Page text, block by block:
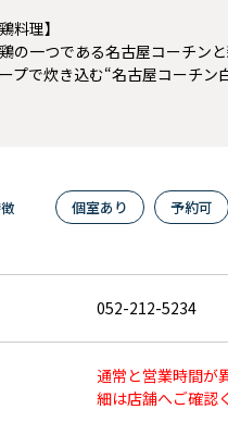
料理】
の一つである名古屋コーチン
プで炊き込む“名古屋コーチ
個室あり 予約可
052-212-5234
通常と営業時間が
細は店舗へご確認